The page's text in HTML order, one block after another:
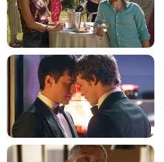
Demelza Randall
Rachel
- 1 Episode :4
Ken Bones
Rodney Aronson
- 1 Episode :2
Matthew Wait
Gerry Devitt
- 1 Episode :4
Simon Chandler
Alistair Harvie